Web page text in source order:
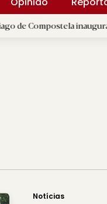
inaugura XVI Jogos
Notícias